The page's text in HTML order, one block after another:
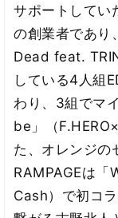
サポートしてい
の創業者であり
Dead feat.
している4人組
わり、3組でマ
be」（
た、オレンジの
RAMPAGEは
Cash）で初コ